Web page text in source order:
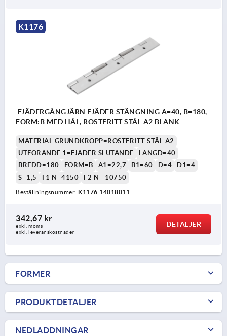
K1176
FJÄDERGÅNGJÄRN FJÄDER STÄNGNING A=40, B=180,
FORM:B MED HÅL, ROSTFRITT STÅL A2 BLANK
MATERIAL GRUNDKROPP=ROSTFRITT STÅL A2
UTFÖRANDE 1=FJÄDER SLUTANDE
LÄNGD=40
BREDD=180
FORM=B A1=22,7 B1=60 D=4
D1=4
S=1,5
F1 N=4150 F2 N =10750
Beställningsnummer: K1176.14018011
342,67 kr
exkl. moms
exkl. leveranskostnader
DETALJER
FORMER
PRODUKTDETALJER
NEDLADDNINGAR